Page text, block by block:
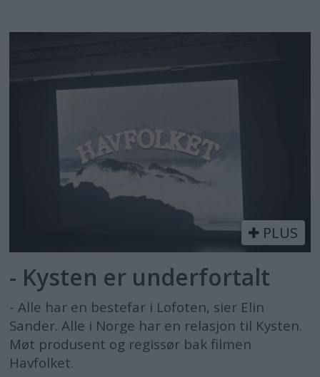
PLUS
- Kysten er underfortalt
- Alle har en bestefar i Lofoten, sier Elin
Sander. Alle i Norge har en relasjon til Kysten.
Møt produsent og regissør bak filmen
Havfolket.